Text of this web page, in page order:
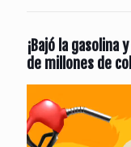
¡Bajó la gasolina
de millones de
de
vídeo